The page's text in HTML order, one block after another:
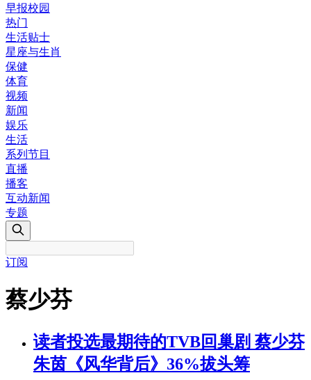
早报校园
热门
生活贴士
星座与生肖
保健
体育
视频
新闻
娱乐
生活
系列节目
直播
播客
互动新闻
专题
订阅
蔡少芬
读者投选最期待的TVB回巢剧 蔡少芬
朱茵《风华背后》36%拔头筹